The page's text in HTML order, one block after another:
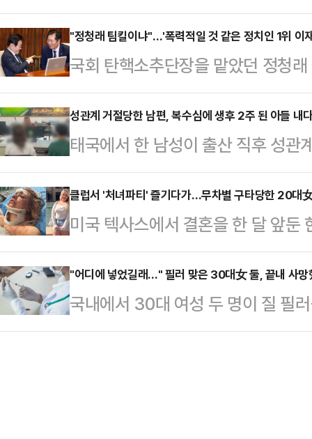
국의 캐주얼 다이닝 브랜드 '후터스
내 파산 보호를 신청했다.1일 BBC
사스 북부 지방법원에 챕터 11 파
과 부채는 각각 5000만~1억달러(
국의 연방 파산법 '챕터 11'은 기업
무를 재조정하는 절차다.매체에 따
트푸드…
"정청래 팀킬이냐"…'폭력적일 것 같은 정치인 1위 이
국회 탄핵소추단장을 맡았던 정청
권과 국민이 싸우면 끝내 국민이 이
에서 데일리안 여론조사를 공유했
들에게 뭇매를 맞는 일이 벌어졌다
래도 역사는 전진한다'라는 제하의
후퇴하지 않는다. 멈추지도 않는다
하다. 역사와 국민은 동행하며 승
날. 국민와 역사의 승…
성관계 거절당한 남편, 복수심에 생후 2주 된 아들 내
태국에서 한 남성이 출산 직후 성관
2주 된 아들을 숲에 내다 버린 후
일(현지시간) 사우스차이나모닝포
생후 2주 된 아기를 야생에 버린 혐
바나나 농장으로 데리고 간 뒤 바닥
고 친구 집에 있는 아내 오라타이
는 협박 메시지였다고.충격을 받은
다. 신고…
클럽서 '처녀파티' 즐기다가…무차별 구타당한 20대
미국 텍사스에서 결혼을 한 달 앞
(bachelorette party)'를 즐기다 모
사건이 발생했다.30일(현지시간)
시께 댈러스의 한 클럽에서 인근에
자에게 주먹으로 맞아 그대로 쓰러
"어디에 넣었길래…" 필러 맞은 30대女 둘, 끝내 사망
국내에서 30대 여성 두 명이 질 필
통해 공개됐다.서울대의대 법의학